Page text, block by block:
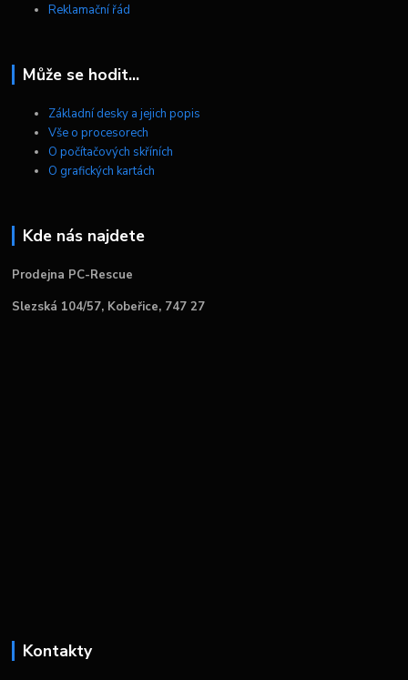
Reklamační řád
Může se hodit...
Základní desky a jejich popis
Vše o procesorech
O počítačových skříních
O grafických kartách
Kde nás najdete
Prodejna PC-Rescue
Slezská 104/57, Kobeřice, 747 27
Kontakty